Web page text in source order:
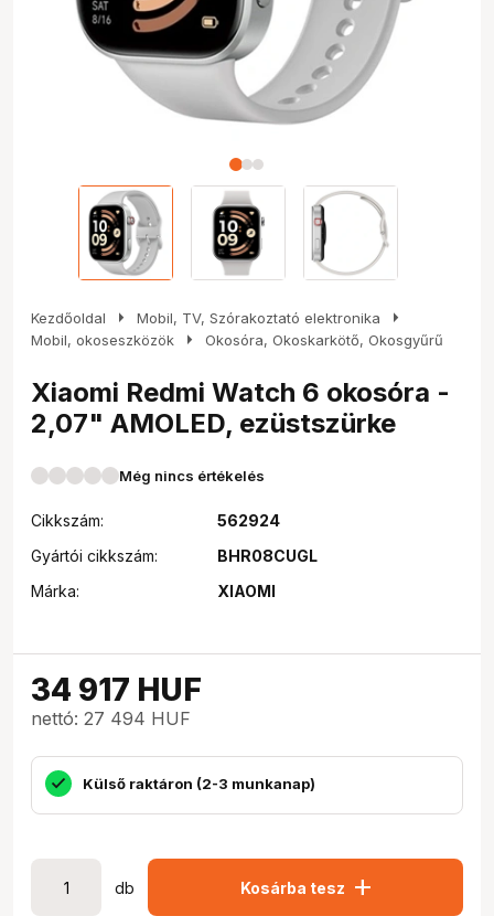
Kezdőoldal arrow_right Mobil, TV, Szórakoztató elektronika arrow_right
Mobil, okoseszközök arrow_right Okosóra, Okoskarkötő, Okosgyűrű
Xiaomi Redmi Watch 6 okosóra -
2,07" AMOLED, ezüstszürke
Még nincs értékelés
Cikkszám:
562924
Gyártói cikkszám:
BHR08CUGL
Márka:
XIAOMI
34 917 HUF
nettó: 27 494 HUF
Külső raktáron (2-3 munkanap)
db Kosárba tesz add